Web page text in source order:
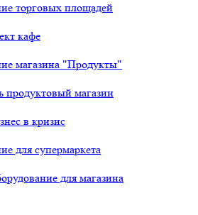
торговых площадей
кафе
магазина "Продукты"
продуктовый магазин
в кризис
для супермаркета
для магазина